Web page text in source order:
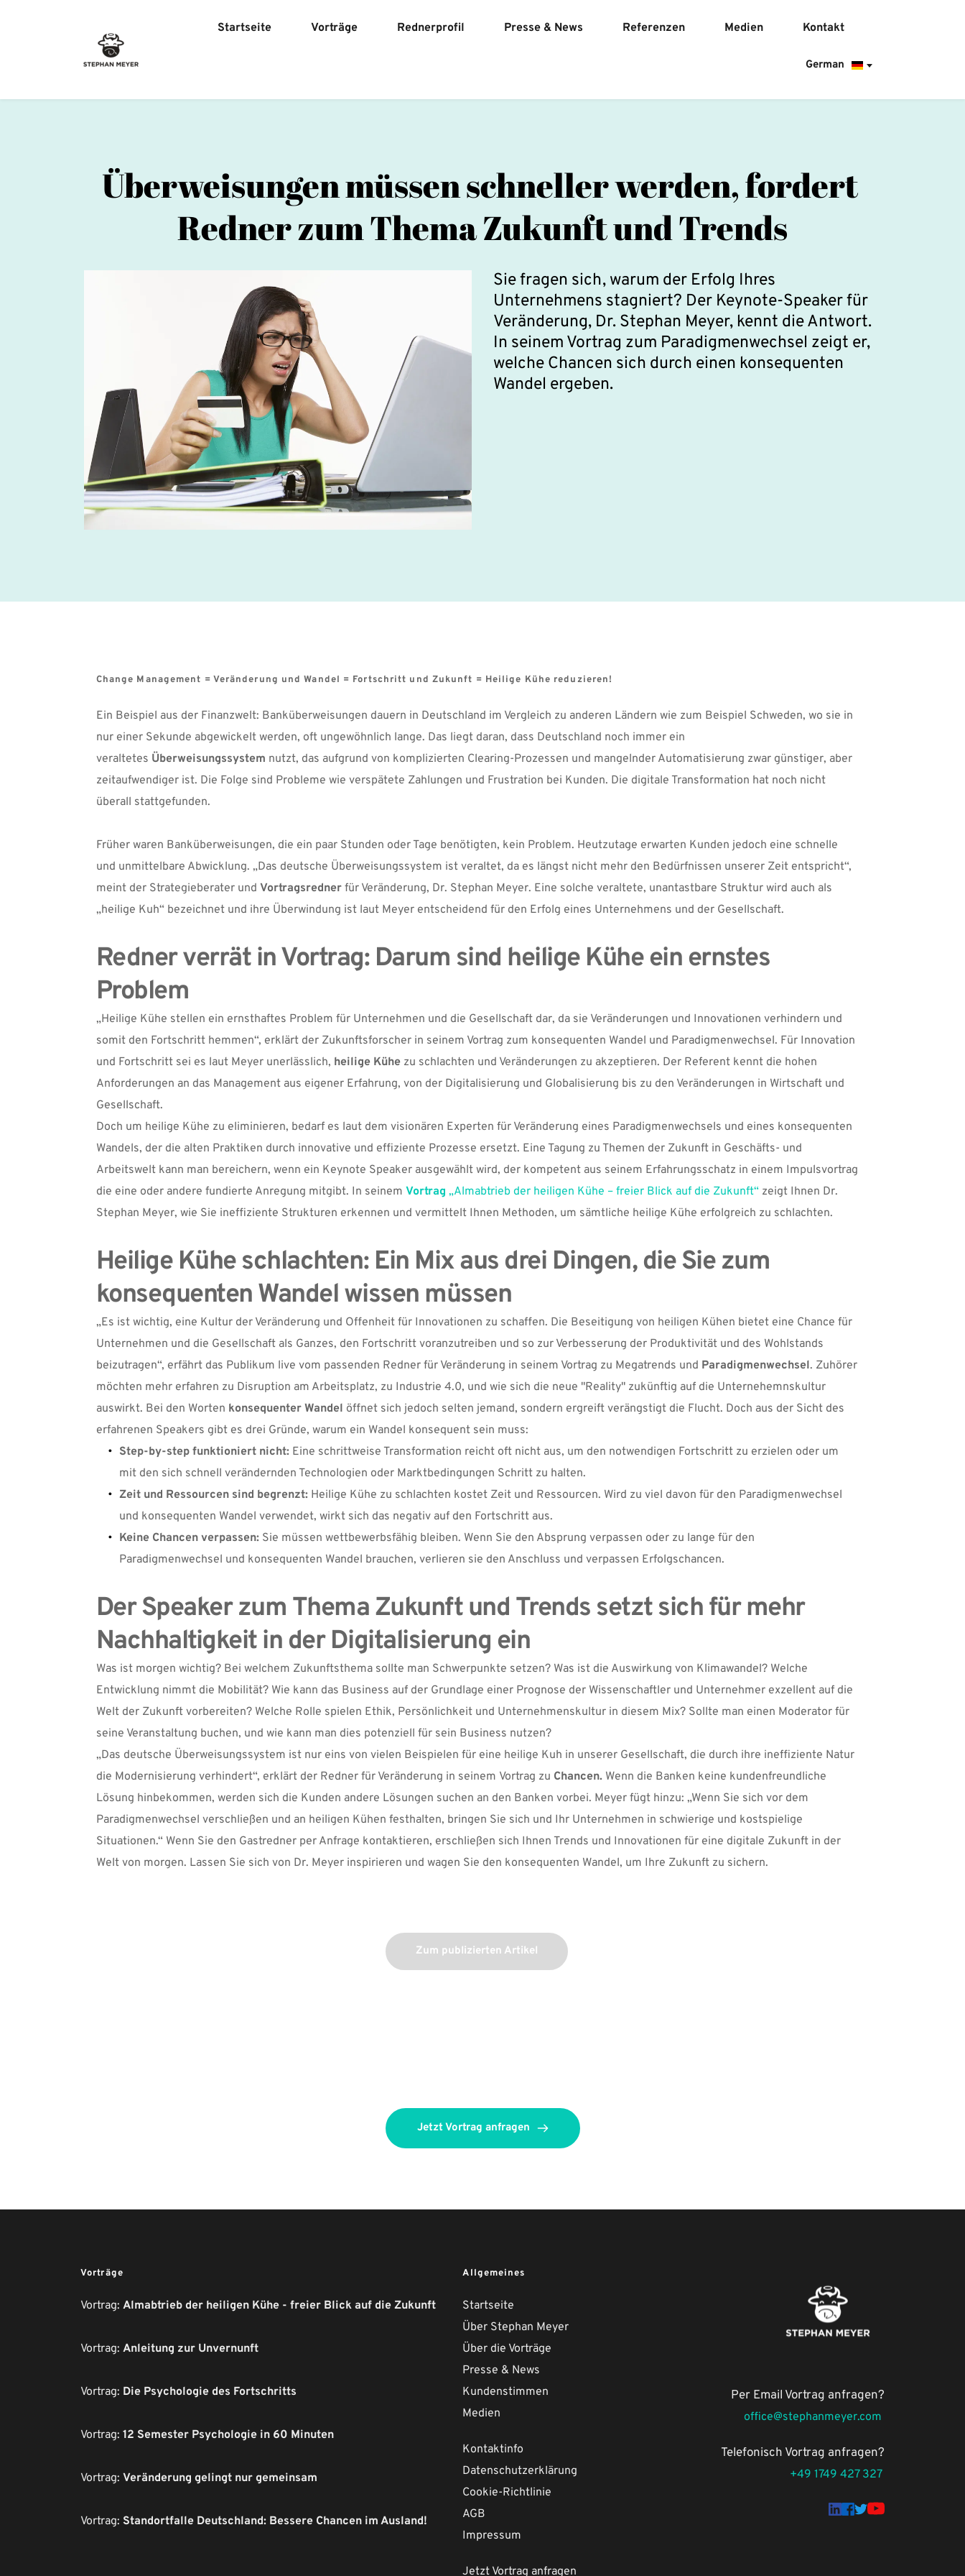
Startseite Vorträge Rednerprofil Presse & News Referenzen Medien Kontakt
German
Überweisungen müssen schneller werden, fordert
Redner zum Thema Zukunft und Trends
Sie fragen sich, warum der Erfolg Ihres
Unternehmens stagniert? Der Keynote-Speaker für
Veränderung, Dr. Stephan Meyer, kennt die Antwort.
In seinem Vortrag zum Paradigmenwechsel zeigt er,
welche Chancen sich durch einen konsequenten
Wandel ergeben.
Change Management = Veränderung und Wandel = Fortschritt und Zukunft = Heilige Kühe reduzieren!
Ein Beispiel aus der Finanzwelt: Banküberweisungen dauern in Deutschland im Vergleich zu anderen Ländern wie zum Beispiel Schweden, wo sie in
nur einer Sekunde abgewickelt werden, oft ungewöhnlich lange. Das liegt daran, dass Deutschland noch immer ein
veraltetes Überweisungssystem nutzt, das aufgrund von komplizierten Clearing-Prozessen und mangelnder Automatisierung zwar günstiger, aber
zeitaufwendiger ist. Die Folge sind Probleme wie verspätete Zahlungen und Frustration bei Kunden. Die digitale Transformation hat noch nicht
überall stattgefunden.
Früher waren Banküberweisungen, die ein paar Stunden oder Tage benötigten, kein Problem. Heutzutage erwarten Kunden jedoch eine schnelle
und unmittelbare Abwicklung. „Das deutsche Überweisungssystem ist veraltet, da es längst nicht mehr den Bedürfnissen unserer Zeit entspricht“,
meint der Strategieberater und Vortragsredner
„heilige Kuh“ bezeichnet und ihre Überwindung ist laut Meyer entscheidend für den Erfolg eines Unternehmens und der Gesellschaft.
Redner verrät in Vortrag: Darum sind heilige Kühe ein ernstes
Problem
„Heilige Kühe stellen ein ernsthaftes Problem für Unternehmen und die Gesellschaft dar, da sie Veränderungen und Innovationen verhindern und
somit den Fortschritt hemmen“, erklärt der Zukunftsforscher in seinem Vortrag zum konsequenten Wandel und Paradigmenwechsel. Für Innovation
und Fortschritt sei es laut Meyer unerlässlich, heilige Kühe zu schlachten und Veränderungen zu akzeptieren. Der Referent kennt die hohen
Anforderungen an das Management aus eigener Erfahrung, von der Digitalisierung und Globalisierung bis zu den Veränderungen in Wirtschaft und
Gesellschaft.
Doch um heilige Kühe zu eliminieren, bedarf es laut dem visionären Experten für Veränderung eines Paradigmenwechsels und eines konsequenten
Wandels, der die alten Praktiken durch innovative und effiziente Prozesse ersetzt. Eine Tagung zu Themen der Zukunft in Geschäfts- und
Arbeitswelt kann man bereichern, wenn ein Keynote Speaker ausgewählt wird, der kompetent aus seinem Erfahrungsschatz in einem Impulsvortrag
die eine oder andere fundierte Anregung mitgibt. In seinem Vortrag „Almabtrieb der heiligen Kühe – freier Blick auf die Zukunft“ zeigt Ihnen Dr.
Stephan Meyer, wie Sie ineffiziente Strukturen erkennen und vermittelt Ihnen Methoden, um sämtliche heilige Kühe erfolgreich zu schlachten.
Heilige Kühe schlachten: Ein Mix aus drei Dingen, die Sie zum
konsequenten Wandel wissen müssen
„Es ist wichtig, eine Kultur der Veränderung und Offenheit für Innovationen zu schaffen. Die Beseitigung von heiligen Kühen bietet eine Chance für
Unternehmen und die Gesellschaft als Ganzes, den Fortschritt voranzutreiben und so zur Verbesserung der Produktivität und des Wohlstands
beizutragen“, erfährt das Publikum live vom passenden Redner für Veränderung in seinem Vortrag zu Megatrends und Paradigmenwechsel. Zuhörer
möchten mehr erfahren zu Disruption am Arbeitsplatz, zu Industrie 4.0, und wie sich die neue "Reality" zukünftig auf die Unternehemnskultur
auswirkt. Bei den Worten konsequenter Wandel öffnet sich jedoch selten jemand, sondern ergreift verängstigt die Flucht. Doch aus der Sicht des
erfahrenen Speakers gibt es drei Gründe, warum ein Wandel konsequent sein muss:
Step-by-step funktioniert nicht: Eine schrittweise Transformation reicht oft nicht aus, um den notwendigen Fortschritt zu erzielen oder um
mit den sich schnell verändernden Technologien oder Marktbedingungen Schritt zu halten.
Zeit und Ressourcen sind begrenzt: Heilige Kühe zu schlachten kostet Zeit und Ressourcen. Wird zu viel davon für den Paradigmenwechsel
und konsequenten Wandel verwendet, wirkt sich das negativ auf den Fortschritt aus.
Keine Chancen verpassen: Sie müssen wettbewerbsfähig bleiben. Wenn Sie den Absprung verpassen oder zu lange für den
Paradigmenwechsel und konsequenten Wandel brauchen, verlieren sie den Anschluss und verpassen Erfolgschancen.
Der Speaker zum Thema Zukunft und Trends setzt sich für mehr
Nachhaltigkeit in der Digitalisierung ein
Was ist morgen wichtig? Bei welchem Zukunftsthema sollte man Schwerpunkte setzen? Was ist die Auswirkung von Klimawandel? Welche
Entwicklung nimmt die Mobilität? Wie kann das Business auf der Grundlage einer Prognose der Wissenschaftler und Unternehmer exzellent auf die
Welt der Zukunft vorbereiten? Welche Rolle spielen Ethik, Persönlichkeit und Unternehmenskultur in diesem Mix? Sollte man einen Moderator für
seine Veranstaltung buchen, und wie kann man dies potenziell für sein Business nutzen?
„Das deutsche Überweisungssystem ist nur eins von vielen Beispielen für eine heilige Kuh in unserer Gesellschaft, die durch ihre ineffiziente Natur
die Modernisierung verhindert“, erklärt der Redner für Veränderung in seinem Vortrag zu Chancen. Wenn die Banken keine kundenfreundliche
Lösung hinbekommen, werden sich die Kunden andere Lösungen suchen an den Banken vorbei. Meyer fügt hinzu: „Wenn Sie sich vor dem
Paradigmenwechsel verschließen und an heiligen Kühen festhalten, bringen Sie sich und Ihr Unternehmen in schwierige und kostspielige
Situationen.“ Wenn Sie den Gastredner per Anfrage kontaktieren, erschließen sich Ihnen Trends und Innovationen für eine digitale Zukunft in der
Welt von morgen. Lassen Sie sich von Dr. Meyer inspirieren und wagen Sie den konsequenten Wandel, um Ihre Zukunft zu sichern.
Zum publizierten Artikel
Jetzt Vortrag anfragen
Vorträge
Vortrag: Almabtrieb der heiligen Kühe - freier Blick auf die Zukunft
Vortrag: Anleitung zur Unvernunft
Vortrag: Die Psychologie des Fortschritts
Vortrag: 12 Semester Psychologie in 60 Minuten
Vortrag: Veränderung gelingt nur gemeinsam
Vortrag: Standortfalle Deutschland: Bessere Chancen im Ausland!
Allgemeines
Startseite
Über Stephan Meyer
Über die Vorträge
Presse & News
Kundenstimmen
Medien
Kontaktinfo
Datenschutzerklärung
Cookie-Richtlinie
AGB
Impressum
Jetzt Vortrag anfragen
Per Email Vortrag anfragen?
office@stephanmeyer.com
Telefonisch Vortrag anfragen?
+49 1749 427 327